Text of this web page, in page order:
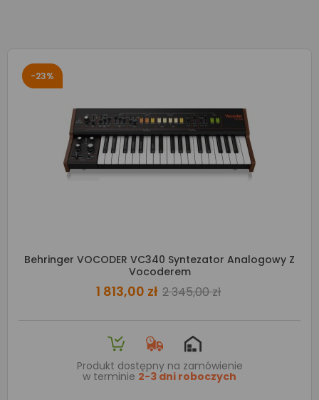
-23%
Behringer VOCODER VC340 Syntezator Analogowy Z
Vocoderem
1 813,00 zł 2 345,00 zł
Produkt dostępny na zamówienie
w terminie 2-3 dni roboczych